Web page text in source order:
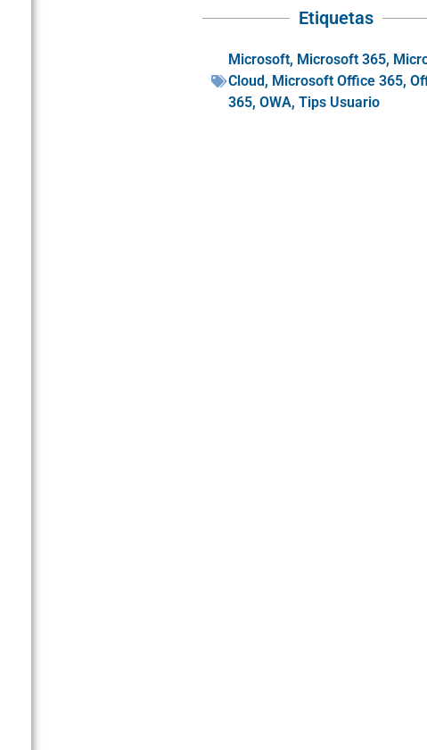
Etiquetas
Microsoft, Microsoft 365,
Cloud, Microsoft Office 365,
365,OWA,Tips Usuario